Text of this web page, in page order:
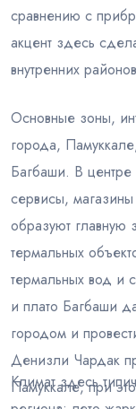
сравнению с
акцент здесь
внутренних
Основные зоны,
города,
Багбаши. В
сервисы,
образуют главную
термальных
термальных вод и
и плато Багбаши
городом и
Денизли Чардак
Памуккале, при
Климат здесь